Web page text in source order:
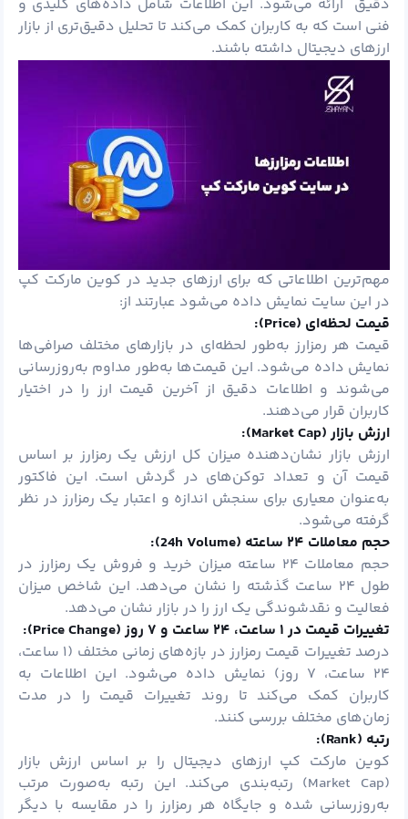
دقیق ارائه می‌شود. این اطلاعات شامل داده‌های کلیدی و
فنی است که به کاربران کمک می‌کند تا تحلیل دقیق‌تری از بازار
ارزهای دیجیتال داشته باشند.
مهم‌ترین اطلاعاتی که برای ارزهای جدید در کوین مارکت کپ
در این سایت نمایش داده می‌شود عبارتند از:
قیمت لحظه‌ای (Price):
قیمت هر رمزارز به‌طور لحظه‌ای در بازارهای مختلف صرافی‌ها
نمایش داده می‌شود. این قیمت‌ها به‌طور مداوم به‌روزرسانی
می‌شوند و اطلاعات دقیق از آخرین قیمت ارز را در اختیار
کاربران قرار می‌دهند.
ارزش بازار (Market Cap):
ارزش بازار نشان‌دهنده میزان کل ارزش یک رمزارز بر اساس
قیمت آن و تعداد توکن‌های در گردش است. این فاکتور
به‌عنوان معیاری برای سنجش اندازه و اعتبار یک رمزارز در نظر
گرفته می‌شود.
حجم معاملات ۲۴ ساعته (24h Volume):
حجم معاملات ۲۴ ساعته میزان خرید و فروش یک رمزارز در
طول ۲۴ ساعت گذشته را نشان می‌دهد. این شاخص میزان
فعالیت و نقدشوندگی یک ارز را در بازار نشان می‌دهد.
تغییرات قیمت در۱ ساعت، ۲۴ ساعت و ۷ روز (Price Change):
درصد تغییرات قیمت رمزارز در بازه‌های زمانی مختلف (۱ ساعت،
۲۴ ساعت، ۷ روز) نمایش داده می‌شود. این اطلاعات به
کاربران کمک می‌کند تا روند تغییرات قیمت را در مدت
زمان‌های مختلف بررسی کنند.
رتبه (Rank):
کوین مارکت کپ ارزهای دیجیتال را بر اساس ارزش بازار
(Market Cap) رتبه‌بندی می‌کند. این رتبه به‌صورت مرتب
به‌روزرسانی شده و جایگاه هر رمزارز را در مقایسه با دیگر